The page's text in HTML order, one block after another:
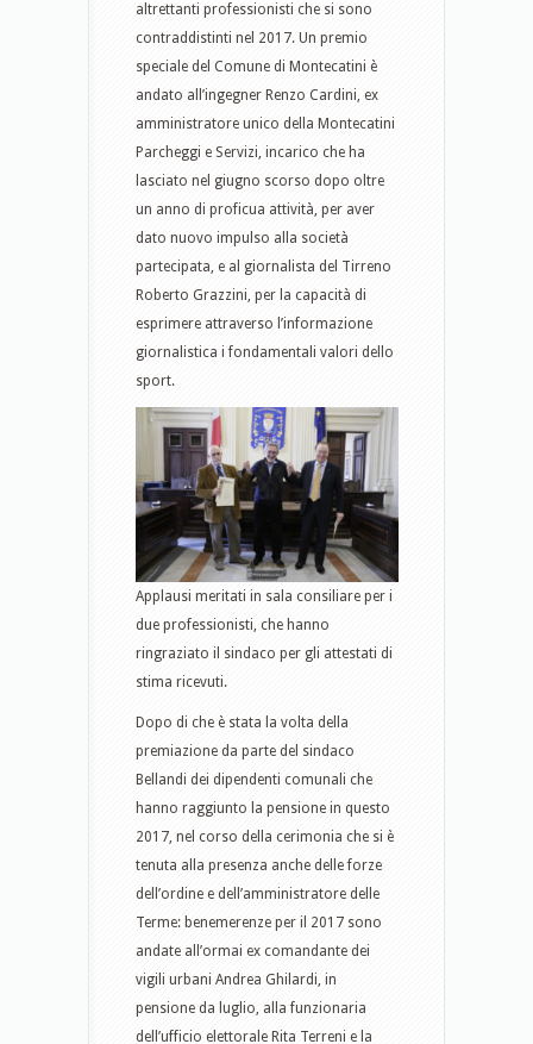
altrettanti professionisti che si sono
contraddistinti nel 2017. Un premio
speciale del Comune di Montecatini è
andato all’ingegner Renzo Cardini, ex
amministratore unico della Montecatini
Parcheggi e Servizi, incarico che ha
lasciato nel giugno scorso dopo oltre
un anno di proficua attività, per aver
dato nuovo impulso alla società
partecipata, e al giornalista del Tirreno
Roberto Grazzini, per la capacità di
esprimere attraverso l’informazione
giornalistica i fondamentali valori dello
sport.
Applausi meritati in sala consiliare per i
due professionisti, che hanno
ringraziato il sindaco per gli attestati di
stima ricevuti.
Dopo di che è stata la volta della
premiazione da parte del sindaco
Bellandi dei dipendenti comunali che
hanno raggiunto la pensione in questo
2017, nel corso della cerimonia che si è
tenuta alla presenza anche delle forze
dell’ordine e dell’amministratore delle
Terme: benemerenze per il 2017 sono
andate all’ormai ex comandante dei
vigili urbani Andrea Ghilardi, in
pensione da luglio, alla funzionaria
dell’ufficio elettorale Rita Terreni e la